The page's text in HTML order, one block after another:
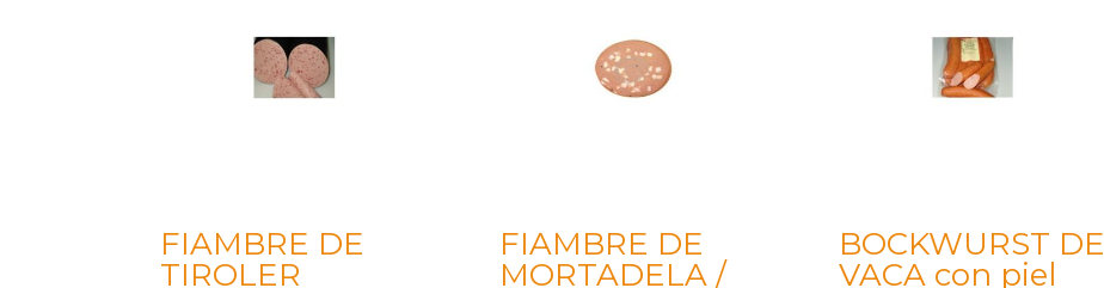
FIAMBRE DE
TIROLER
FIAMBRE DE
MORTADELA /
BOCKWURST DE
VACA con piel